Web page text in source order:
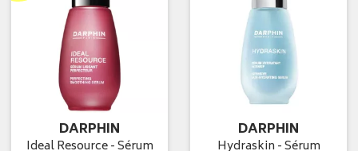
DARPHIN
Ideal Resource - Sérum
DARPHIN
Hydraskin - Sérum